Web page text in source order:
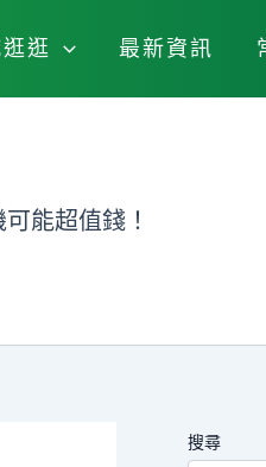
逛 最新資訊
能超值錢！
搜尋